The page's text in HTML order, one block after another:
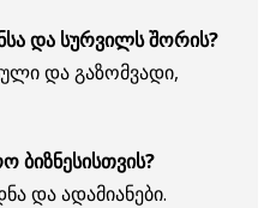
და სურვილს შორის?
და გაზომვადი,
ბიზნესისთვის?
და ადამიანები.